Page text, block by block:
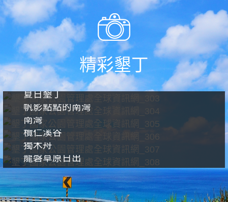
精彩墾丁
夏日墾丁
帆影點點的南灣
南灣
欖仁溪谷
獨木舟
龍磐草原日出